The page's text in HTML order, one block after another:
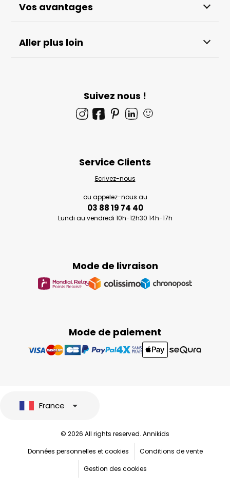
Vos avantages
Aller plus loin
Suivez nous !
🙂
Mode de paiement
Mode de livraison
Service Clients
Ecrivez-nous
ou appelez-nous au
03 88 19 74 40
Lundi au vendredi 10h-12h30 14h-17h
France
© 2026 All rights reserved. Annikids
Données personnelles et cookies
Conditions de vente
Gestion des cookies